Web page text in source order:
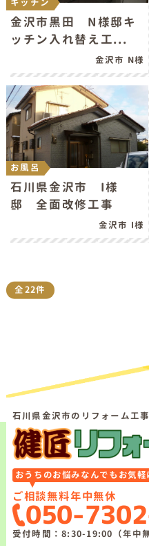
キッチン
金沢市黒田 N様邸キ
ッチン入れ替え工...
金沢市 N様
お風呂
石川県金沢市 I様
邸 全面改修工事
金沢市 I様
全22件
石川県金沢市のリフォーム工
おうちのお悩みなんでもお気軽
ご相談無料年中無休
050-
受付時間：8:30-19:00（年中無